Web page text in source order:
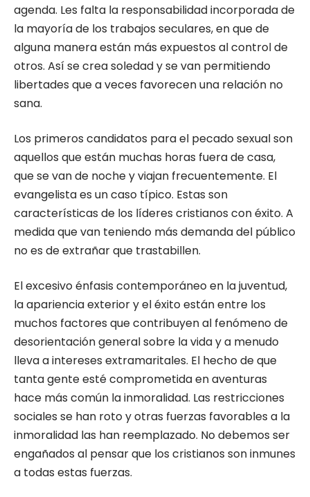
agenda. Les falta la responsabilidad incorporada de
la mayoría de los trabajos seculares, en que de
alguna manera están más expuestos al control de
otros. Así se crea soledad y se van permitiendo
libertades que a veces favorecen una relación no
sana.
Los primeros candidatos para el pecado sexual son
aquellos que están muchas horas fuera de casa,
que se van de noche y viajan frecuentemente. El
evangelista es un caso típico. Estas son
características de los líderes cristianos con éxito. A
medida que van teniendo más demanda del público
no es de extrañar que trastabillen.
El excesivo énfasis contemporáneo en la juventud,
la apariencia exterior y el éxito están entre los
muchos factores que contribuyen al fenómeno de
desorientación general sobre la vida y a menudo
lleva a intereses extramaritales. El hecho de que
tanta gente esté comprometida en aventuras
hace más común la inmoralidad. Las restricciones
sociales se han roto y otras fuerzas favorables a la
inmoralidad las han reemplazado. No debemos ser
engañados al pensar que los cristianos son inmunes
a todas estas fuerzas.